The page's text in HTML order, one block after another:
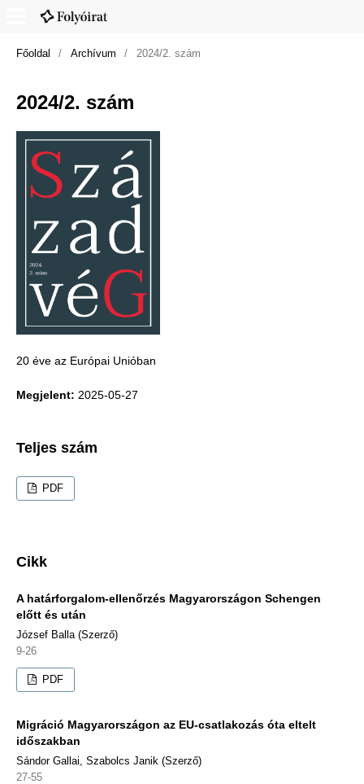
Főoldal / Archívum / 2024/2. szám
2024/2. szám
20 éve az Európai Unióban
Megjelent: 2025-05-27
Teljes szám
PDF
Cikk
A határforgalom-ellenőrzés Magyarországon Schengen
előtt és után
József Balla (Szerző)
9-26
PDF
Migráció Magyarországon az EU-csatlakozás óta eltelt
időszakban
Sándor Gallai, Szabolcs Janik (Szerző)
27-55